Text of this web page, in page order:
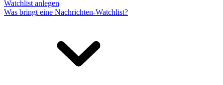
Watchlist anlegen
Was bringt eine Nachrichten-Watchlist?